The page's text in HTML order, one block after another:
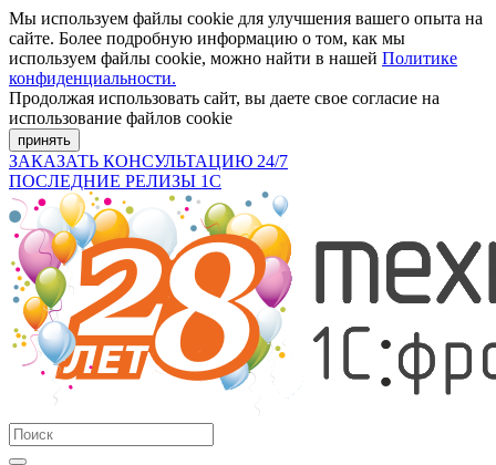
Мы используем файлы cookie для улучшения вашего опыта на
сайте. Более подробную информацию о том, как мы
используем файлы cookie, можно найти в нашей Политике
конфиденциальности.
Продолжая использовать сайт, вы даете свое согласие на
использование файлов cookie
принять
ЗАКАЗАТЬ КОНСУЛЬТАЦИЮ 24/7
ПОСЛЕДНИЕ РЕЛИЗЫ 1С